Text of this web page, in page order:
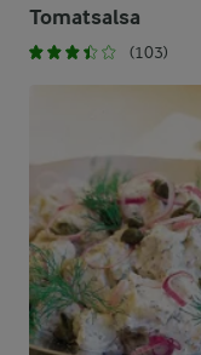
Tomatsalsa
(103)